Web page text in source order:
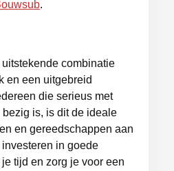
.
combinatie
en een uitgebreid
die serieus met
is, is dit de ideale
en gereedschappen aan
in goede
tijd en zorg je voor een